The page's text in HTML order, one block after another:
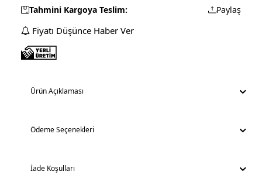
Tahmini Kargoya Teslim: Paylaş
Fiyatı Düşünce Haber Ver
Ürün Açıklaması
Ödeme Seçenekleri
İade Koşulları